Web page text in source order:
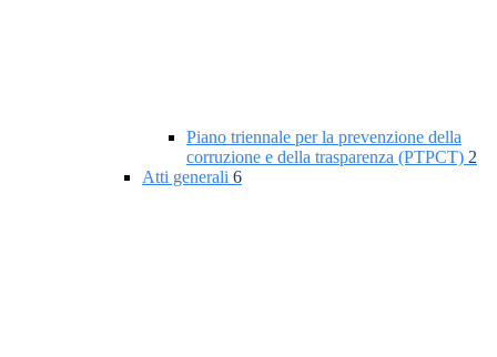
Piano triennale per la prevenzione della
corruzione e della trasparenza (PTPCT) 2
Atti generali 6